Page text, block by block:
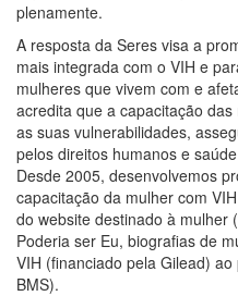
plenamente.
A resposta da Seres visa a
mais integrada com o VIH e
mulheres que vivem com e
acredita que a capacitação
as suas vulnerabilidades,
pelos direitos humanos e
Desde 2005, desenvolvemos
capacitação da mulher com
do website destinado à mulher
Poderia ser Eu, biografias de
VIH (financiado pela Gilead)
BMS).